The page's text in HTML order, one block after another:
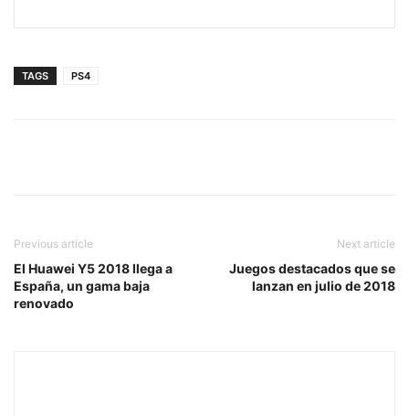
TAGS PS4
Previous article
El Huawei Y5 2018 llega a
España, un gama baja
renovado
Next article
Juegos destacados que se
lanzan en julio de 2018